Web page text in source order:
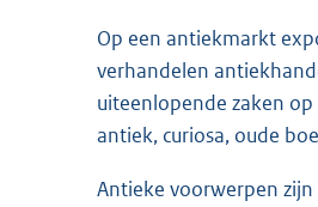
Op een antiekmarkt
verhandelen
uiteenlopende zaken
antiek, curiosa, oude
Antieke voorwerpen